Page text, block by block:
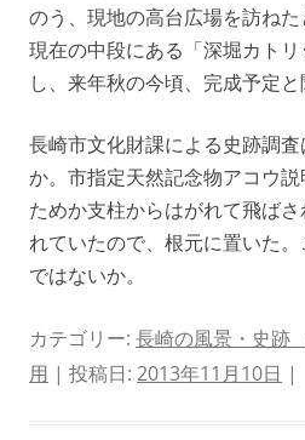
のう、現地の高台広場を訪ねた
現在の中段にある「深堀カト
し、来年秋の今頃、完成予定と
長崎市文化財課による史跡調
か。市指定天然記念物アコウ
ためか支柱からはがれて飛ば
れていたので、根元に置いた
ではないか。
カテゴリー: 長崎の風景・史跡
用 | 投稿日: 2013年11月10日 |